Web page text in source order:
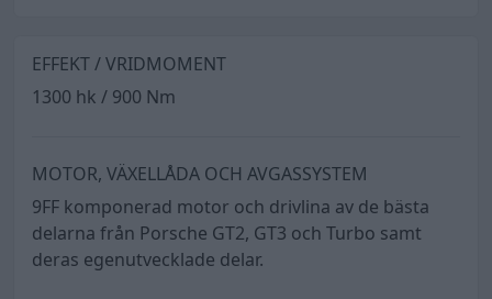
EFFEKT / VRIDMOMENT
1300 hk / 900 Nm
MOTOR, VÄXELLÅDA OCH AVGASSYSTEM
9FF komponerad motor och drivlina av de bästa
delarna från Porsche GT2, GT3 och Turbo samt
deras egenutvecklade delar.